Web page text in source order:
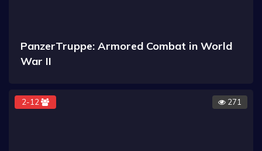
PanzerTruppe: Armored Combat in World
War II
2-12 271